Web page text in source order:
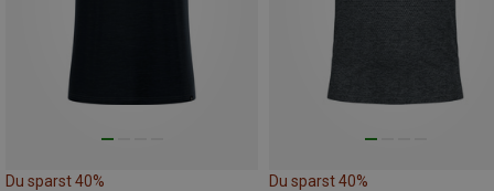
Du sparst 40% Du sparst 40%